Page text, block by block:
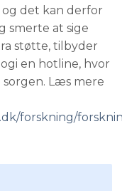
og det kan derfor
smerte at sige
støtte, tilbyder
en hotline, hvor
Læs mere
forskning/